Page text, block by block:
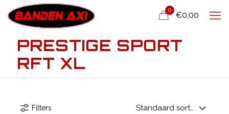
0
€0,00
PRESTIGE SPORT
RFT XL
Filters